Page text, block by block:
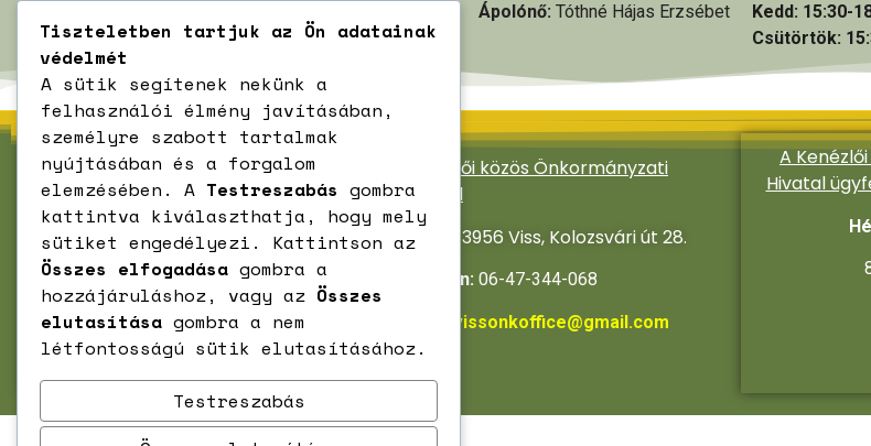
Ápolónő: Tóthné Hájas Erzsébet
Kedd: 15:30-
Csütörtök:
Viss Község Önkormányzata
Címe:3956 Viss, Kolozsvári út 28.
Telefon: 06-47-344-068
Email:vissonkoffice@gmail.com
Kenézlői közös Önkormányzati
Hivatal
Címe: 3956 Viss, Kolozsvári út 28.
Telefon: 06-47-344-068
vissonkoffice@gmail.com
A
Hivatal
Tiszteletben tartjuk az Ön adatainak
védelmét
A sütik segítenek nekünk a
felhasználói élmény javításában,
személyre szabott tartalmak
nyújtásában és a forgalom
elemzésében. A Testreszabás gombra
kattintva kiválaszthatja, hogy mely
sütiket engedélyezi. Kattintson az
Összes elfogadása gombra a
hozzájáruláshoz, vagy az Összes
elutasítása gombra a nem
létfontosságú sütik elutasításához.
Testreszabás